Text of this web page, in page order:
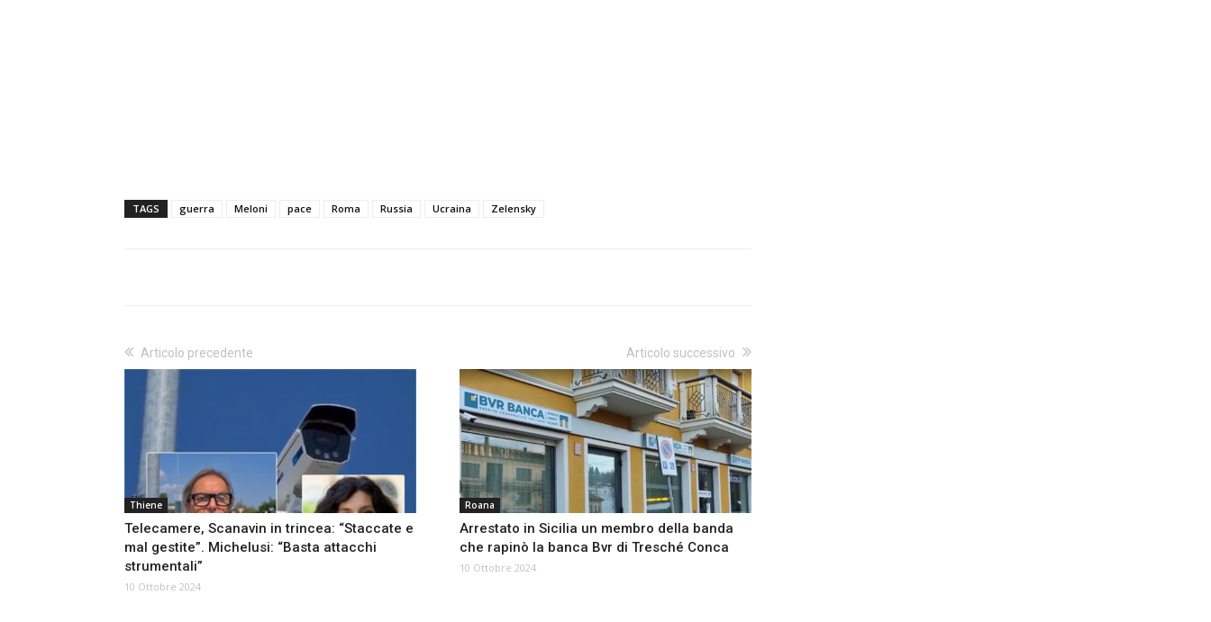
TAGS guerra Meloni pace Roma Russia Ucraina Zelensky
Articolo precedente
Thiene
Telecamere, Scanavin in trincea: “Staccate e
mal gestite”. Michelusi: “Basta attacchi
strumentali”
10 Ottobre 2024
Articolo successivo
Roana
Arrestato in Sicilia un membro della banda
che rapinò la banca Bvr di Tresché Conca
10 Ottobre 2024